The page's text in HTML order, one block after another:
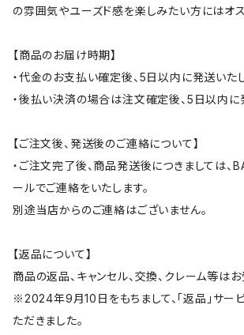
の雰囲気やユーズド感を楽しみたい方にはオス
【商品のお届け時期】
・代金のお支払い確定後、5日以内に発送いたし
・後払い決済の場合は注文確定後、5日以内に
【ご注文後、発送後のご連絡について】
・ご注文完了後、商品発送後につきましては、
ールでご連絡をいたします。
別途当店からのご連絡はございません。
【返品について】
商品の返品、キャンセル、交換、クレーム等は
※2024年9月10日をもちまして、「返品」サー
ただきました。